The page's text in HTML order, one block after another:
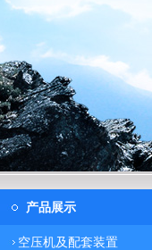
产品展示
空压机及配套装置